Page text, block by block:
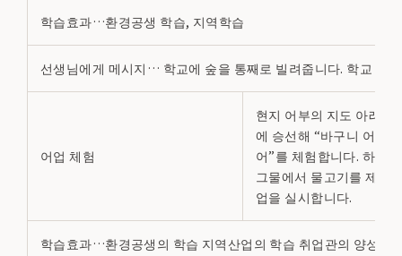
학습효과…환경공생 학습, 지역학습
선생님에게 메시지… 학교에 숲을 통째로 빌려줍니다. 학교 독
어업 체험
현지 어부의 지도 아래,
에 승선해 “바구니 어” “
어”를 체험합니다. 하선
그물에서 물고기를 제거
업을 실시합니다.
학습효과…환경공생의 학습 지역산업의 학습 취업관의 양성